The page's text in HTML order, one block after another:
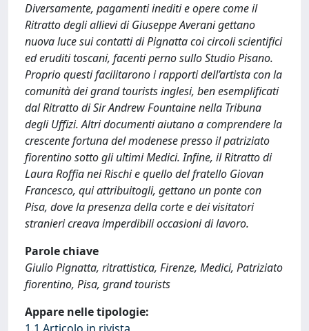
Diversamente, pagamenti inediti e opere come il
Ritratto degli allievi di Giuseppe Averani gettano
nuova luce sui contatti di Pignatta coi circoli scientifici
ed eruditi toscani, facenti perno sullo Studio Pisano.
Proprio questi facilitarono i rapporti dell’artista con la
comunità dei grand tourists inglesi, ben esemplificati
dal Ritratto di Sir Andrew Fountaine nella Tribuna
degli Uffizi. Altri documenti aiutano a comprendere la
crescente fortuna del modenese presso il patriziato
fiorentino sotto gli ultimi Medici. Infine, il Ritratto di
Laura Roffia nei Rischi e quello del fratello Giovan
Francesco, qui attribuitogli, gettano un ponte con
Pisa, dove la presenza della corte e dei visitatori
stranieri creava imperdibili occasioni di lavoro.
Parole chiave
Giulio Pignatta, ritrattistica, Firenze, Medici, Patriziato
fiorentino, Pisa, grand tourists
Appare nelle tipologie: